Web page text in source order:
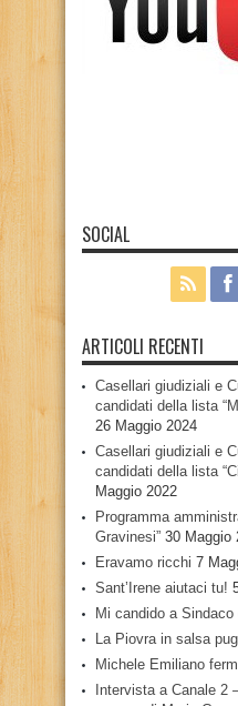
SOCIAL
ARTICOLI RECENTI
Casellari giudiziali e
candidati della lista
26 Maggio 2024
Casellari giudiziali e
candidati della lista
Maggio 2022
Programma
Gravinesi” 30 Maggio
Eravamo ricchi 7
Sant’Irene aiutaci tu!
Mi candido a Sindaco
La Piovra in salsa
Michele Emiliano
Intervista a Canale 2